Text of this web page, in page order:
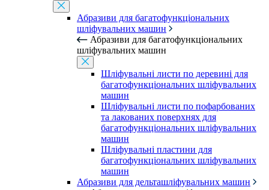
Абразиви для багатофункціональних
шліфувальних машин
Абразиви для багатофункціональних
шліфувальних машин
Шліфувальні листи по деревині для
багатофункціональних шліфувальних
машин
Шліфувальні листи по пофарбованих
та лакованих поверхнях для
багатофункціональних шліфувальних
машин
Шліфувальні пластини для
багатофункціональних шліфувальних
машин
Абразиви для дельташліфувальних машин